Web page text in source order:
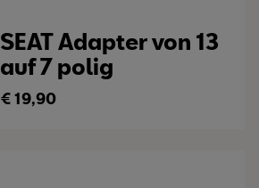
SEAT Adapter von 13
auf 7 polig
€19,90